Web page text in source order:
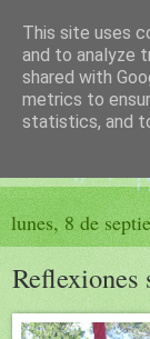
El
PÁGINA
lunes, 8 de
Reflexiones
This site uses
and to analyze
shared with
metrics to
statistics, and